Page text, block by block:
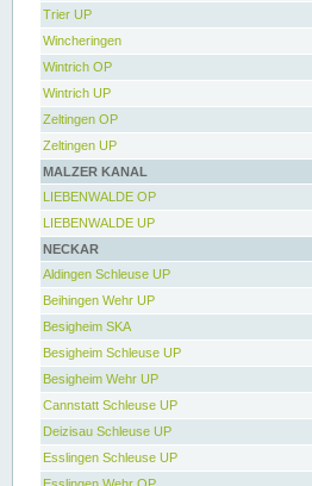
Trier UP
Wincheringen
Wintrich OP
Wintrich UP
Zeltingen OP
Zeltingen UP
MALZER KANAL
LIEBENWALDE OP
LIEBENWALDE UP
NECKAR
Aldingen Schleuse UP
Beihingen Wehr UP
Besigheim SKA
Besigheim Schleuse UP
Besigheim Wehr UP
Cannstatt Schleuse UP
Deizisau Schleuse UP
Esslingen Schleuse UP